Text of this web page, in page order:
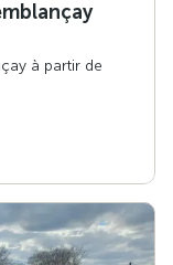
à partir de